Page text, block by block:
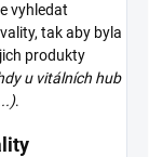
vyhledat
tak aby byla
produkty
u vitálních hub
.